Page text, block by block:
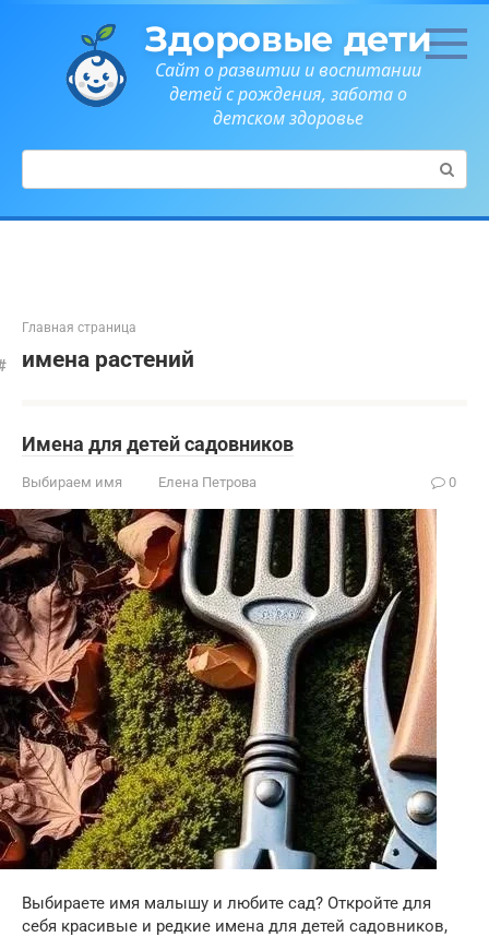
Здоровые дети
Сайт о развитии и воспитании
детей с рождения, забота о
детском здоровье
Поиск:
Главная страница
имена растений
Имена для детей садовников
Выбираем имя Елена Петрова 0
Выбираете имя малышу и любите сад? Откройте для
себя красивые и редкие имена для детей садовников,